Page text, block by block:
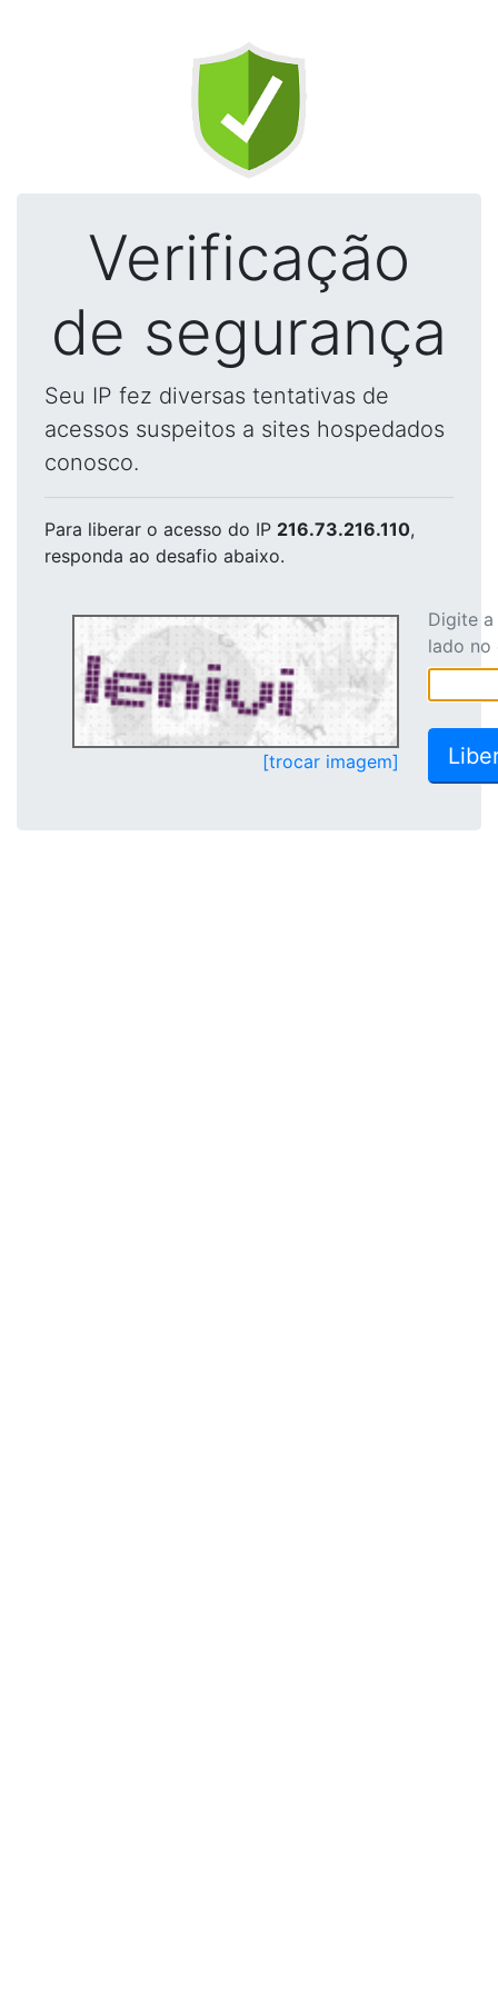
Verificação
de segurança
Seu IP fez diversas tentativas de
acessos suspeitos a sites hospedados
conosco.
Para liberar o acesso do IP 216.73.216.110,
responda ao desafio abaixo.
[trocar imagem]
Digite
lado no